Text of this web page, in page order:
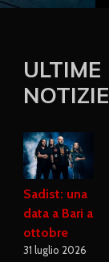
ULTIME
NOTIZIE
Sadist: una
data a Bari a
ottobre
31 luglio 2026